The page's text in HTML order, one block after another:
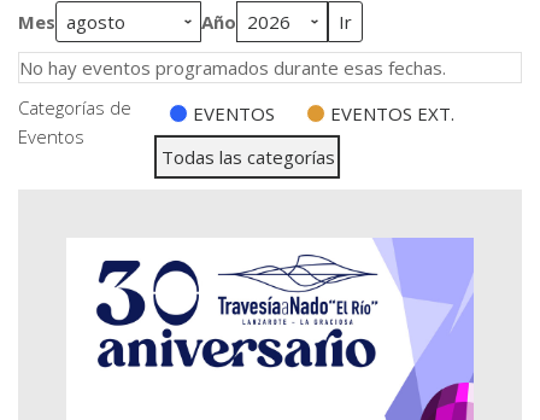
Mes
Año
No hay eventos programados durante esas fechas.
Categorías de
Eventos
EVENTOS
EVENTOS EXT.
Todas las categorías